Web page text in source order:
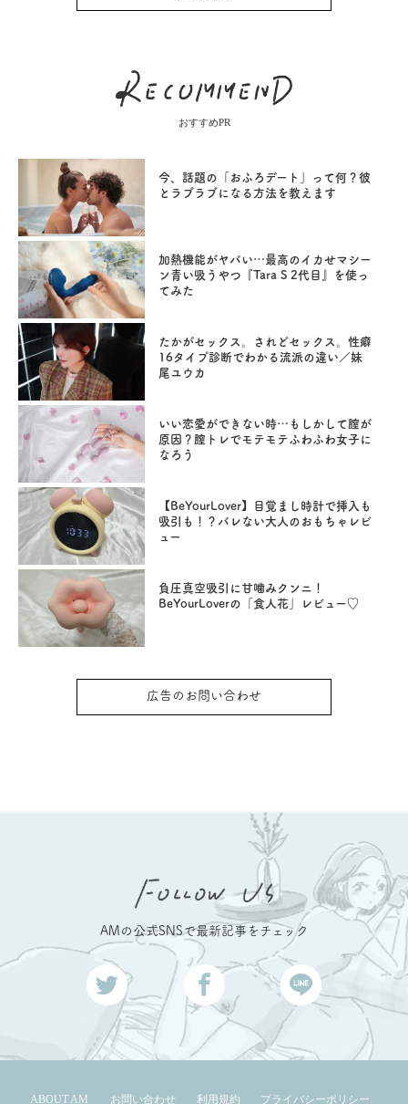
おすすめPR
今、話題の「おふろデート」って何？彼
とラブラブになる方法を教えます
加熱機能がヤバい…最高のイカせマシー
ン青い吸うやつ『Tara S 2代目』を使っ
てみた
たかがセックス。されどセックス。性癖
16タイプ診断でわかる流派の違い／妹
尾ユウカ
いい恋愛ができない時…もしかして膣が
原因？膣トレでモテモテふわふわ女子に
なろう
【BeYourLover】目覚まし時計で挿入も
吸引も！？バレない大人のおもちゃレビ
ュー
負圧真空吸引に甘噛みクンニ！
BeYourLoverの「食人花」レビュー♡
広告のお問い合わせ
AMの公式SNSで最新記事をチェック
ABOUT AM お問い合わせ 利用規約 プライバシーポリシー